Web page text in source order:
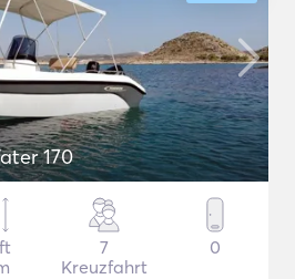
170
7
Kreuzfahrt
0